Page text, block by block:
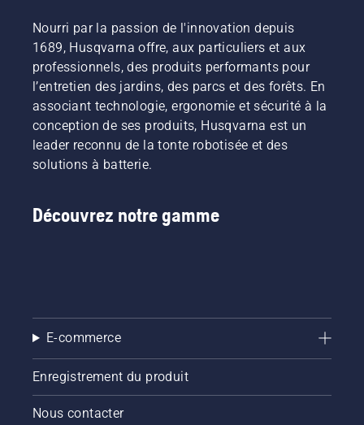
Nourri par la passion de l'innovation depuis
1689, Husqvarna offre, aux particuliers et aux
professionnels, des produits performants pour
l’entretien des jardins, des parcs et des forêts. En
associant technologie, ergonomie et sécurité à la
conception de ses produits, Husqvarna est un
leader reconnu de la tonte robotisée et des
solutions à batterie.
Découvrez notre gamme
E-commerce
Enregistrement du produit
Nous contacter